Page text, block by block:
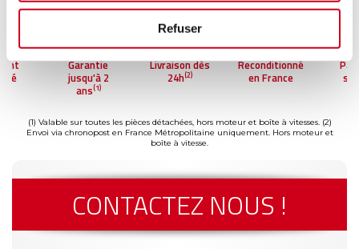
Refuser
Garantie
jusqu'à 2
ans(1)
Livraison dès
24h(2)
Reconditionné
en France
(1) Valable sur toutes les pièces détachées, hors moteur et boîte à vitesses. (2)
Envoi via chronopost en France Métropolitaine uniquement. Hors moteur et
boîte à vitesse.
CONTACTEZ NOUS !